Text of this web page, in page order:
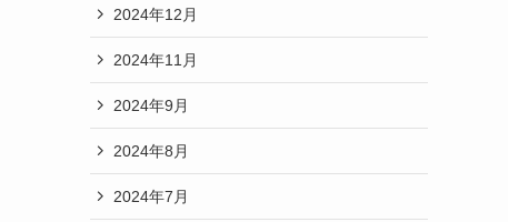
2024年12月
2024年11月
2024年9月
2024年8月
2024年7月